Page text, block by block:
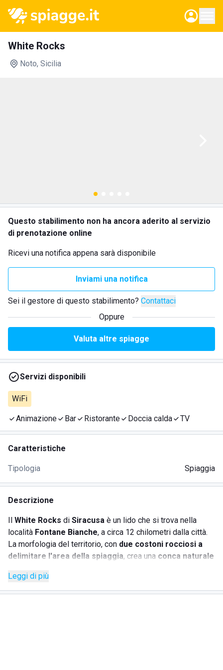
White Rocks
Noto, Sicilia
Questo stabilimento non ha ancora aderito al servizio
di prenotazione online
Ricevi una notifica appena sarà disponibile
Inviami una notifica
Sei il gestore di questo stabilimento? Contattaci
Oppure
Valuta altre spiagge
Servizi disponibili
WiFi
Animazione Bar Ristorante Doccia calda TV
Caratteristiche
Tipologia Spiaggia
Descrizione
Il White Rocks di Siracusa è un lido che si trova nella
località Fontane Bianche, a circa 12 chilometri dalla città.
La morfologia del territorio, con due costoni rocciosi a
delimitare l'area della spiaggia, crea una conca naturale
la sabbia chiara e il lento degradare del fondale rendono il
posto ideale per una vacanza in famiglia con bambini
Leggi di più